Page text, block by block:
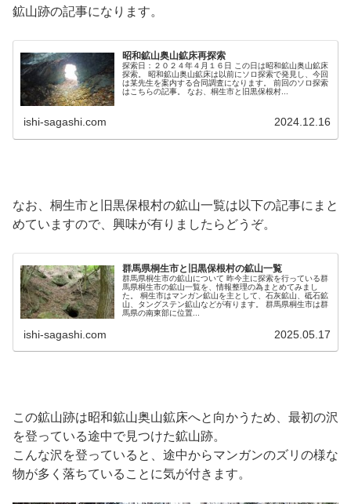
鉱山跡の記事になります。
昭和鉱山奥山鉱床再探索
探索日：２０２４年４月１６日 この日は昭和鉱山奥山鉱床
探索。 昭和鉱山奥山鉱床は以前にソロ探索で発見し、今回
は某先生を案内する合同調査になります。 前回のソロ探索
はこちらの記事。 なお、桐生市と旧黒保根村...
ishi-sagashi.com 2024.12.16
なお、桐生市と旧黒保根村の鉱山一覧は以下の記事にまと
めていますので、興味が有りましたらどうぞ。
群馬県桐生市と旧黒保根村の鉱山一覧
群馬県桐生市の鉱山について 昨今主に探索を行っている群
馬県桐生市の鉱山一覧を、情報整理の為まとめてみまし
た。 桐生市はマンガン鉱山を主として、石灰鉱山、砥石鉱
山、タングステン鉱山などが有ります。 群馬県桐生市は群
馬県の南東部に位置...
ishi-sagashi.com 2025.05.17
この鉱山跡は昭和鉱山奥山鉱床へと向かうため、最初の沢
を登っている途中で見つけた鉱山跡。
こんな沢を登っていると、途中からマンガンのズリの様な
物が多く落ちていることに気が付きます。